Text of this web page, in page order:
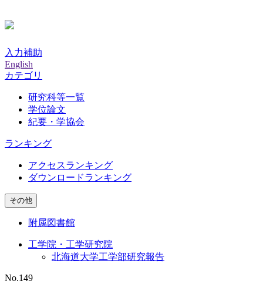
入力補助
English
カテゴリ
研究科等一覧
学位論文
紀要・学協会
ランキング
アクセスランキング
ダウンロードランキング
その他
附属図書館
工学院・工学研究院
北海道大学工学部研究報告
No.149